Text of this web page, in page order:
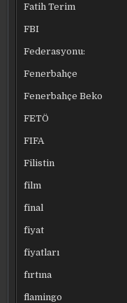
Fatih Terim
FBI
Federasyonu:
Fenerbahçe
Fenerbahçe Beko
FETÖ
FIFA
Filistin
film
final
fiyat
fiyatları
fırtına
flamingo